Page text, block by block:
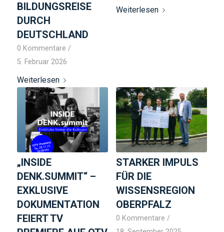
BILDUNGSREISE
DURCH
DEUTSCHLAND
0 Kommentare /
5. Februar 2026
Weiterlesen
Weiterlesen
„INSIDE
DENK.SUMMIT“ –
EXKLUSIVE
DOKUMENTATION
FEIERT TV
STARKER IMPULS
FÜR DIE
WISSENSREGION
OBERPFALZ
0 Kommentare /